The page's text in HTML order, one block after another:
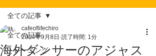
全ての記事
トレーニング
全ての記事
海外ダンサーのアジャス
cafeoflifechiro
2014年9月8日 読了時間: 1分